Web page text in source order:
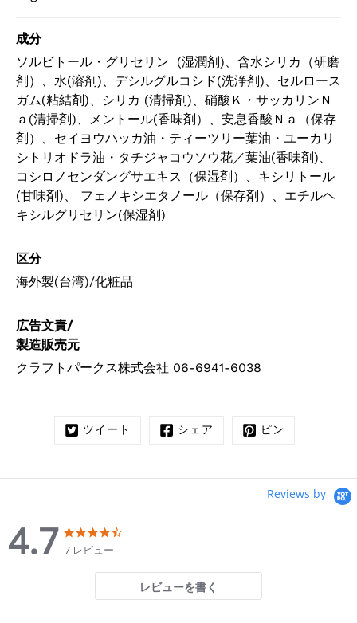
成分
ソルビトール・グリセリン (湿潤剤)、含水シリカ（研磨
剤）、水(溶剤)、デシルグルコシド(洗浄剤)、セルロース
ガム(粘結剤)、シリカ (清掃剤)、硝酸Ｋ・サッカリンＮ
ａ(清掃剤)、メントール(香味剤）、安息香酸Ｎａ（保存
剤）、セイヨウハッカ油・ティーツリー葉油・ユーカリ
シトリオドラ油・タチジャコウソウ花／葉油(香味剤)、
コシロノセンダングサエキス（保湿剤）、キシリトール
(甘味剤)、 フェノキシエタノール（保存剤）、エチルヘ
キシルグリセリン(保湿剤)
区分
海外製(台湾)/化粧品
広告文責/
製造販売元
クラフトパークス株式会社 06-6941-6038
ツイート シェア ピン
Reviews by
4.7
4.7
star
7 レビュー
レビューを書く